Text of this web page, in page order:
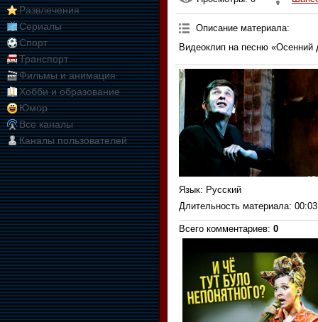
Развлечения
Сериалы
Спорт
Транспорт
Фильмы и анимация
Хобби и образование
Юмор
Все каналы
Каналы пользователей
Описание материала:
Видеоклип на песню «Осенний
Язык: Русский
Длительность материала:
Всего комментариев: 0